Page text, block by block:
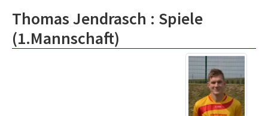
Thomas Jendrasch : Spiele
(1.Mannschaft)